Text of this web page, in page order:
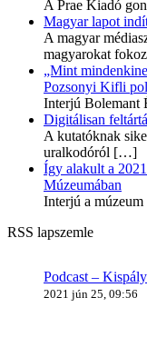
A Prae Kiadó
Magyar lapot
A magyar
magyarokat
„Mint
Pozsonyi Kifli
Interjú Bolemant
Digitálisan
A kutatóknak
uralkodóról […]
Így alakult a
Múzeumában
Interjú a
RSS lapszemle
Podcast –
2021 jún 25, 09:56